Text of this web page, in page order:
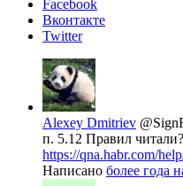
Facebook
Вконтакте
Twitter
Alexey Dmitriev
п. 5.12 Правил читали?
https://qna.habr.com/
Написано более года